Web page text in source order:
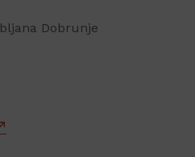
Dobrunje